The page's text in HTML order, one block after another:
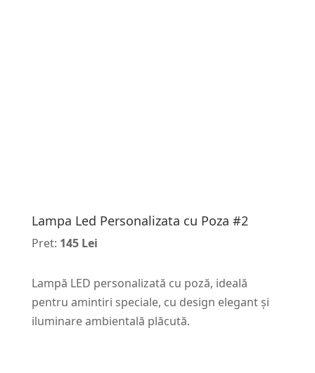
Lampa Led Personalizata cu Poza #2
Pret: 145 Lei
Lampă LED personalizată cu poză, ideală
pentru amintiri speciale, cu design elegant și
iluminare ambientală plăcută.